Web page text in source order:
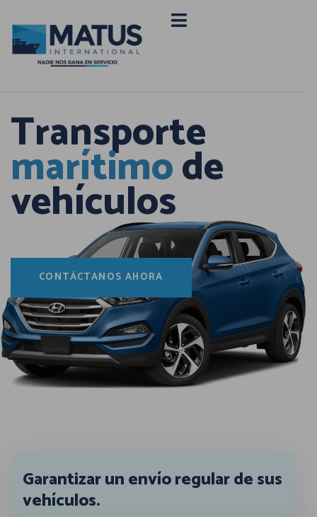
Transporte
marítimode
vehículos
CONTÁCTANOS AHORA
Garantizar un envío regular de sus
vehículos.